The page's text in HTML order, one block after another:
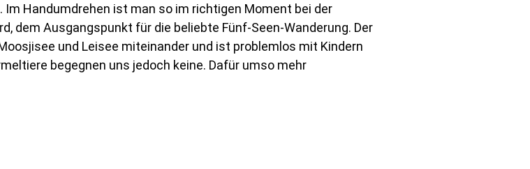
Handumdrehen ist man so im richtigen Moment bei der
dem Ausgangspunkt für die beliebte Fünf-Seen-Wanderung. Der
und Leisee miteinander und ist problemlos mit Kindern
begegnen uns jedoch keine. Dafür umso mehr